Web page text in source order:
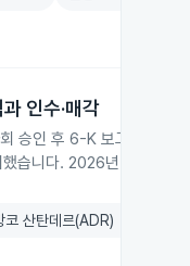
인수·매각
승인 후 6-K 보고서를
습니다. 2026년 7월 22
코 산탄데르(ADR)